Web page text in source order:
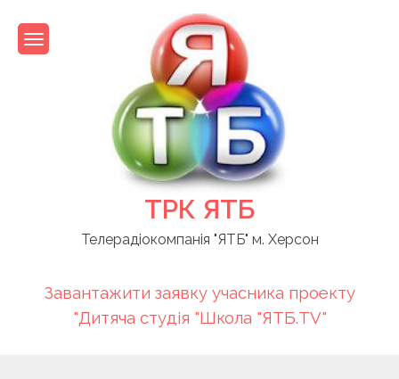
content
ТРК ЯТБ
Телерадіокомпанія "ЯТБ" м. Херсон
Завантажити заявку учасника проекту
"Дитяча студія "Школа "ЯТБ.TV"